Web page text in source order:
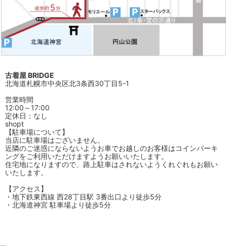
古着屋 BRIDGE
北海道札幌市中央区北3条西30丁目5-1
営業時間
12:00～17:00
定休日：なし
shopt
【駐車場について】
当店に駐車場はございません。
近隣のご迷惑にならないようお車でお越しのお客様はコインパーキ
ングをご利用いただけますようお願いいたします。
住宅地になりますので、路上駐車はされないようくれぐれもお願い
いたします。
【アクセス】
・地下鉄東西線 西28丁目駅 3番出口より徒歩5分
・北海道神宮 駐車場より徒歩5分